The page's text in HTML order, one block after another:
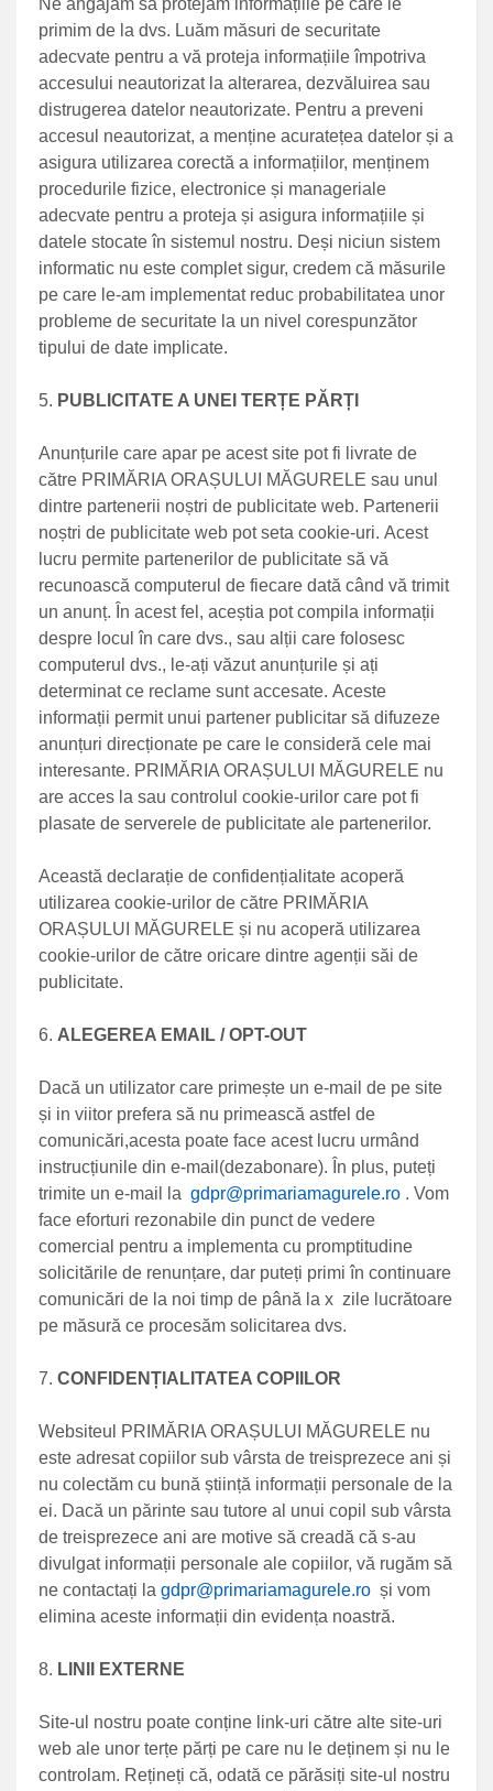
Ne angajăm să protejăm informațiile pe care le
primim de la dvs. Luăm măsuri de securitate
adecvate pentru a vă proteja informațiile împotriva
accesului neautorizat la alterarea, dezvăluirea sau
distrugerea datelor neautorizate. Pentru a preveni
accesul neautorizat, a menține acuratețea datelor și a
asigura utilizarea corectă a informațiilor, menținem
procedurile fizice, electronice și manageriale
adecvate pentru a proteja și asigura informațiile și
datele stocate în sistemul nostru. Deși niciun sistem
informatic nu este complet sigur, credem că măsurile
pe care le-am implementat reduc probabilitatea unor
probleme de securitate la un nivel corespunzător
tipului de date implicate.
PUBLICITATE A UNEI TERȚE PĂRȚI
Anunțurile care apar pe acest site pot fi livrate de
către PRIMĂRIA ORAȘULUI MĂGURELE sau unul
dintre partenerii noștri de publicitate web. Partenerii
noștri de publicitate web pot seta cookie-uri. Acest
lucru permite partenerilor de publicitate să vă
recunoască computerul de fiecare dată când vă trimit
un anunț. În acest fel, aceștia pot compila informații
despre locul în care dvs., sau alții care folosesc
computerul dvs., le-ați văzut anunțurile și ați
determinat ce reclame sunt accesate. Aceste
informații permit unui partener publicitar să difuzeze
anunțuri direcționate pe care le consideră cele mai
interesante. PRIMĂRIA ORAȘULUI MĂGURELE nu
are acces la sau controlul cookie-urilor care pot fi
plasate de serverele de publicitate ale partenerilor.
Această declarație de confidențialitate acoperă
utilizarea cookie-urilor de către PRIMĂRIA
ORAȘULUI MĂGURELE și nu acoperă utilizarea
cookie-urilor de către oricare dintre agenții săi de
publicitate.
ALEGEREA EMAIL / OPT-OUT
Dacă un utilizator care primește un e-mail de pe site
și in viitor prefera să nu primească astfel de
comunicări,acesta poate face acest lucru urmând
instrucțiunile din e-mail(dezabonare). În plus, puteți
trimite un e-mail la gdpr@primariamagurele.ro . Vom
face eforturi rezonabile din punct de vedere
comercial pentru a implementa cu promptitudine
solicitările de renunțare, dar puteți primi în continuare
comunicări de la noi timp de până la x zile lucrătoare
pe măsură ce procesăm solicitarea dvs.
CONFIDENȚIALITATEA COPIILOR
Websiteul PRIMĂRIA ORAȘULUI MĂGURELE nu
este adresat copiilor sub vârsta de treisprezece ani și
nu colectăm cu bună știință informații personale de la
ei. Dacă un părinte sau tutore al unui copil sub vârsta
de treisprezece ani are motive să creadă că s-au
divulgat informații personale ale copiilor, vă rugăm să
ne contactați la gdpr@primariamagurele.ro și vom
elimina aceste informații din evidența noastră.
LINII EXTERNE
Site-ul nostru poate conține link-uri către alte site-uri
web ale unor terțe părți pe care nu le deținem și nu le
controlam. Rețineți că, odată ce părăsiți site-ul nostru